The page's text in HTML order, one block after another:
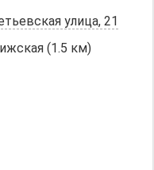
улица, 21
(1.5 км)